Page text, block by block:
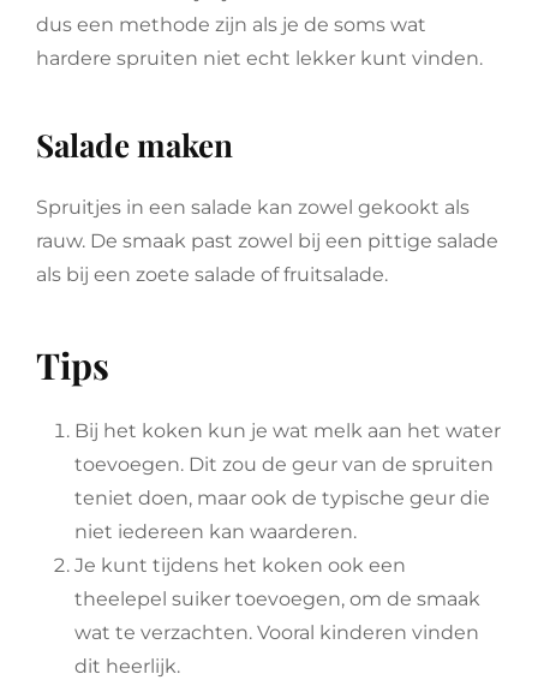
dus een methode zijn als je de soms wat
hardere spruiten niet echt lekker kunt vinden.
Salade maken
Spruitjes in een salade kan zowel gekookt als
rauw. De smaak past zowel bij een pittige salade
als bij een zoete salade of fruitsalade.
Tips
Bij het koken kun je wat melk aan het water
toevoegen. Dit zou de geur van de spruiten
teniet doen, maar ook de typische geur die
niet iedereen kan waarderen.
Je kunt tijdens het koken ook een
theelepel suiker toevoegen, om de smaak
wat te verzachten. Vooral kinderen vinden
dit heerlijk.